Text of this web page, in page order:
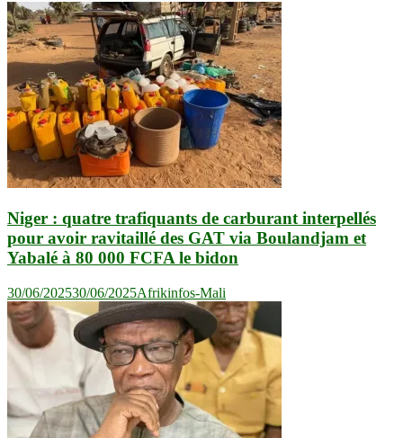
Niger : quatre trafiquants de carburant interpellés
pour avoir ravitaillé des GAT via Boulandjam et
Yabalé à 80 000 FCFA le bidon
30/06/202530/06/2025Afrikinfos-Mali